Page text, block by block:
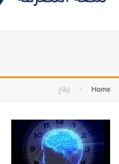
Home إيقاع